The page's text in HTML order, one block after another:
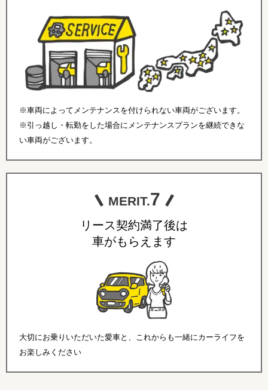
※車両によってメンテナンスを付けられない車両がございます。
※引っ越し・転勤をした場合にメンテナンスプランを継続できな
い車両がございます。
MERIT.7
リース契約満了後は
車がもらえます
大切にお乗りいただいた愛車と、これからも一緒にカーライフを
お楽しみください